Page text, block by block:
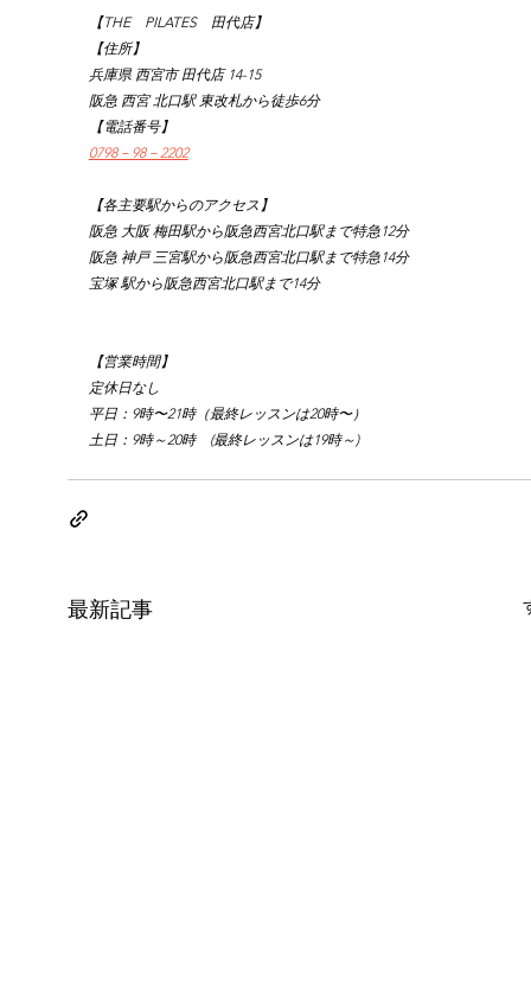
【THE　PILATES　田代店】
【住所】
兵庫県 西宮市 田代店 14-15
阪急 西宮 北口駅 東改札から徒歩6分
【電話番号】
0798－98－2202
【各主要駅からのアクセス】
阪急 大阪 梅田駅から阪急西宮北口駅まで特急12分
阪急 神戸 三宮駅から阪急西宮北口駅まで特急14分
宝塚 駅から阪急西宮北口駅まで14分
【営業時間】
定休日なし
平日：9時〜21時（最終レッスンは20時〜）
土日：9時～20時　(最終レッスンは19時～)
最新記事